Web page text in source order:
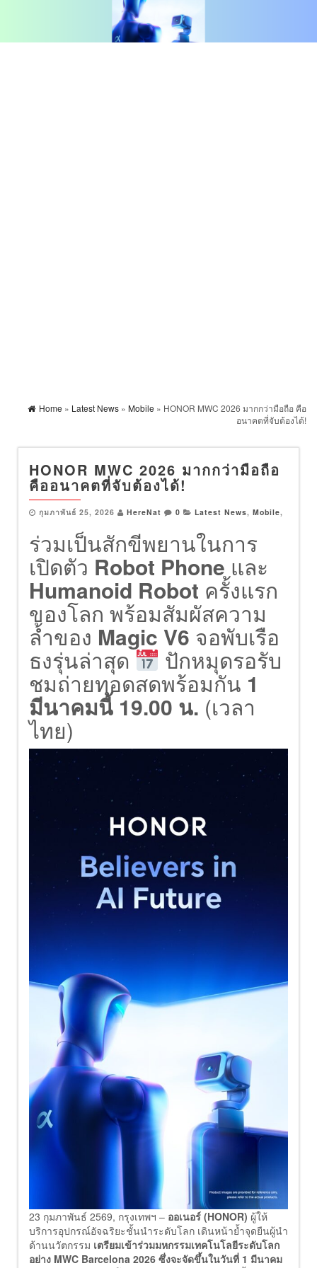
Home » Latest News » Mobile » HONOR MWC 2026 มากกว่ามือถือ คือ
อนาคตที่จับต้องได้!
HONOR MWC 2026 มากกว่ามือถือ
คืออนาคตที่จับต้องได้!
กุมภาพันธ์ 25, 2026 HereNat 0 Latest News, Mobile,
ร่วมเป็นสักขีพยานในการ
เปิดตัว Robot Phone และ
Humanoid Robot ครั้งแรก
ของโลก พร้อมสัมผัสความ
ล้ำของ Magic V6 จอพับเรือ
ธงรุ่นล่าสุด ปักหมุดรอรับ
ชมถ่ายทอดสดพร้อมกัน 1
มีนาคมนี้ 19.00 น. (เวลา
ไทย)
23 กุมภาพันธ์ 2569, กรุงเทพฯ – ออเนอร์ (HONOR) ผู้ให้
บริการอุปกรณ์อัจฉริยะชั้นนำระดับโลก เดินหน้าย้ำจุดยืนผู้นำ
ด้านนวัตกรรม เตรียมเข้าร่วมมหกรรมเทคโนโลยีระดับโลก
อย่าง MWC Barcelona 2026 ซึ่งจะจัดขึ้นในวันที่ 1 มีนาคม